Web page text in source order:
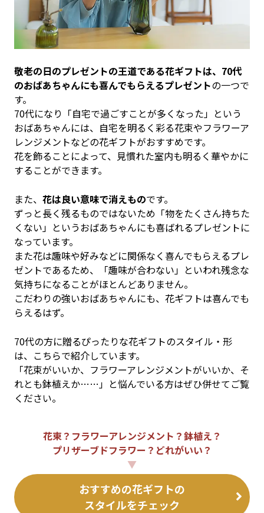
敬老の日のプレゼントの王道である花ギフトは、70代
のおばあちゃんにも喜んでもらえるプレゼントの一つで
す。
70代になり「自宅で過ごすことが多くなった」という
おばあちゃんには、自宅を明るく彩る花束やフラワーア
レンジメントなどの花ギフトがおすすめです。
花を飾ることによって、見慣れた室内も明るく華やかに
することができます。
また、 花は良い意味で消えものです。
ずっと長く残るものではないため「物をたくさん持ちた
くない」というおばあちゃんにも喜ばれるプレゼントに
なっています。
また花は趣味や好みなどに関係なく喜んでもらえるプレ
ゼントであるため、「趣味が合わない」といわれ残念な
気持ちになることがほとんどありません。
こだわりの強いおばあちゃんにも、花ギフトは喜んでも
らえるはず。
70代の方に贈るぴったりな花ギフトのスタイル・形
は、こちらで紹介しています。
「花束がいいか、フラワーアレンジメントがいいか、そ
れとも鉢植えか……」と悩んでいる方はぜひ併せてご覧
ください。
花束？フラワーアレンジメント？鉢植え？
プリザーブドフラワー？どれがいい？
▼
おすすめの花ギフトの
スタイルをチェック